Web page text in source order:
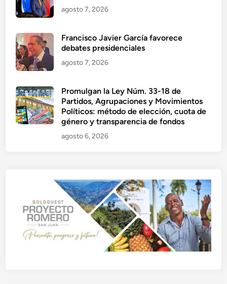
agosto 7, 2026
Francisco Javier García favorece
debates presidenciales
agosto 7, 2026
Promulgan la Ley Núm. 33-18 de
Partidos, Agrupaciones y Movimientos
Políticos: método de elección, cuota de
género y transparencia de fondos
agosto 6, 2026